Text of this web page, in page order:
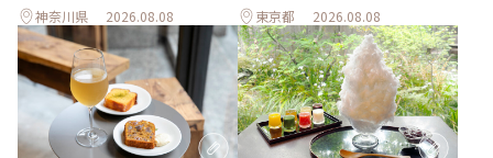
神奈川県 2026.08.08 東京都 2026.08.08